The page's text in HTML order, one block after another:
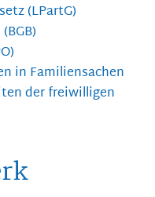
(LPartG)
in Familiensachen
der freiwilligen